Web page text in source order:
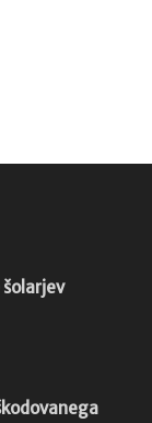
šolarjev